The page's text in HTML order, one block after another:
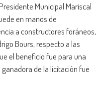
Municipal Mariscal
en manos de
a constructores foráneos,
Bours, respecto a las
el beneficio fue para una
de la licitación fue